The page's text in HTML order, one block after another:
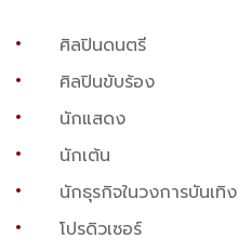
ศิลปินดนตรี
ศิลปินขับร้อง
นักแสดง
นักเต้น
นักธุรกิจในวงการบันเทิง
โปรดิวเซอร์